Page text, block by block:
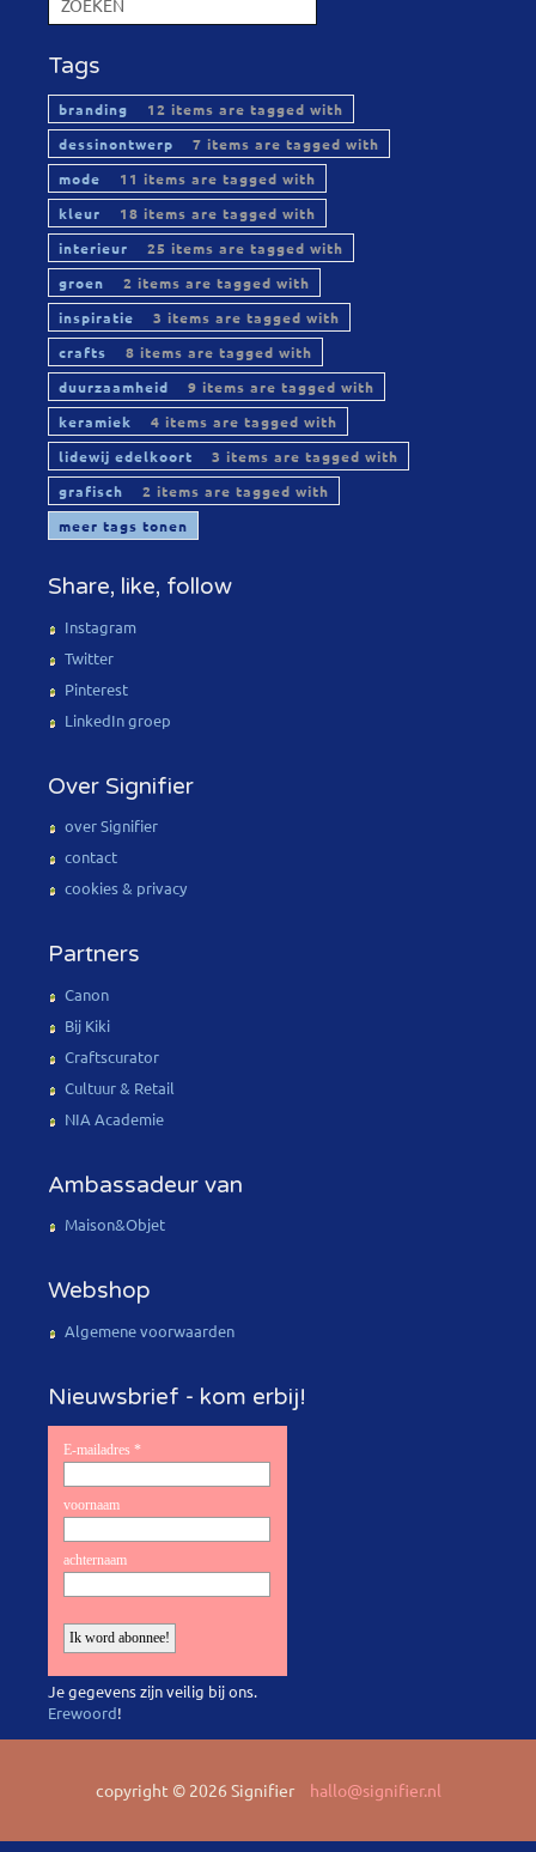
Tags
branding
12 items are tagged with
dessinontwerp
7 items are tagged with
mode
11 items are tagged with
kleur
18 items are tagged with
interieur
25 items are tagged with
groen
2 items are tagged with
inspiratie
3 items are tagged with
crafts
8 items are tagged with
duurzaamheid
9 items are tagged with
keramiek
4 items are tagged with
lidewij edelkoort
3 items are tagged with
grafisch
2 items are tagged with
meer tags tonen
Share, like, follow
Instagram
Twitter
Pinterest
LinkedIn groep
Over Signifier
over Signifier
contact
cookies & privacy
Partners
Canon
Bij Kiki
Craftscurator
Cultuur & Retail
NIA Academie
Ambassadeur van
Maison&Objet
Webshop
Algemene voorwaarden
Nieuwsbrief - kom erbij!
Je gegevens zijn veilig bij ons.
Erewoord!
copyright © 2026 Signifier hallo@signifier.nl